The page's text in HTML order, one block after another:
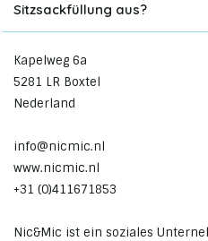
Sitzsackfüllung aus?
Kapelweg 6a
5281 LR Boxtel
Nederland
info@nicmic.nl
www.nicmic.nl
+31 (0)411671853
Nic&Mic ist ein soziales